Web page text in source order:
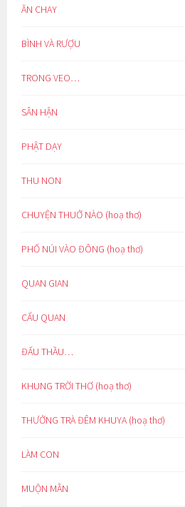
ĂN CHAY
BÌNH VÀ RƯỢU
TRONG VEO…
SÂN HẬN
PHẬT DẠY
THU NON
CHUYỆN THUỞ NÀO (hoạ thơ)
PHỐ NÚI VÀO ĐÔNG (hoạ thơ)
QUAN GIAN
CẨU QUAN
ĐẤU THẦU…
KHUNG TRỜI THƠ (hoạ thơ)
THƯỞNG TRÀ ĐÊM KHUYA (hoạ thơ)
LÀM CON
MUỘN MẰN